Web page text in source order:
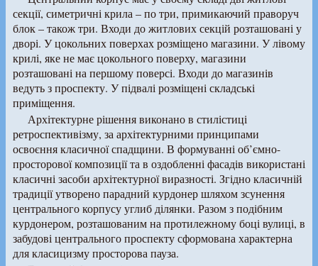
секції, симетричні крила – по три, примикаючий праворуч
блок – також три. Входи до житлових секцій розташовані у
дворі. У цокольних поверхах розміщено магазини. У лівому
крилі, яке не має цокольного поверху, магазини
розташовані на першому поверсі. Входи до магазинів
ведуть з проспекту. У підвалі розміщені складські
приміщення.
Архітектурне рішення виконано в стилістиці
ретроспективізму, за архітектурними принципами
освоєння класичної спадщини. В формуванні об’ємно-
просторової композиції та в оздобленні фасадів використані
класичні засоби архітектурної виразності. Згідно класичній
традиції утворено парадний курдонер шляхом зсунення
центрального корпусу углиб ділянки. Разом з подібним
курдонером, розташованим на протилежному боці вулиці, в
забудові центрального проспекту сформована характерна
для класицизму просторова пауза.